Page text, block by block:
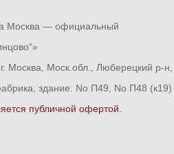
Москва — официальный
Москва, Моск.обл., Люберецкий р-н,
здание: No П49, No П48 (к19)
публичной офертой.